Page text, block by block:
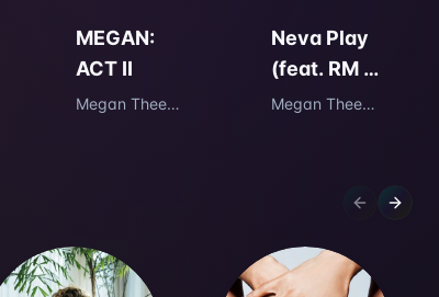
MEGAN:
ACT II
Megan Thee
Neva Play
(feat. RM of
BTS)
Megan Thee
Previous
Next